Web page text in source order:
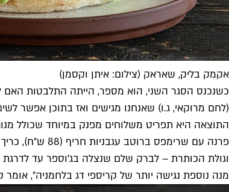
אקמק בליק, שאראק (צילום: איתן וקסמן)
כשנכנס הסגר השני, הוא מספר, הייתה התלבטות
(לחם מרוקאי, ג.ו) שאנחנו מגישים ואז בתוכן אפשר
וגולת הכותרת – לברק שלם שנצלה בג׳וספר עד לדרגת
מנה נוספת נגישה יותר של קריספי דג בלחמניה״, אומר